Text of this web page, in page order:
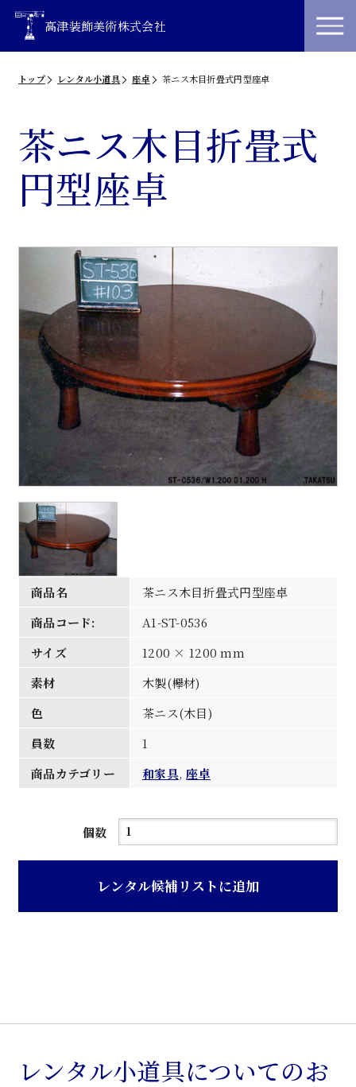
高津装飾美術株式会社
トップ レンタル小道具 座卓 茶ニス木目折畳式円型座卓
茶ニス木目折畳式
円型座卓
商品名
茶ニス木目折畳式円型座卓
商品コード:
A1-ST-0536
サイズ
1200 × 1200 mm
素材
木製(欅材)
色
茶ニス(木目)
員数
1
商品カテゴリー
和家具,座卓
個数
茶
木
座
卓
レンタル候補リストに追加
レンタル小道具についてのお